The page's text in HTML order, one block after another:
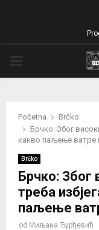
Početna
Brčko
Брчко: Због
какво паљење ватре
Brčko
Брчко: Због
треба
паљење
od Миљана Ђурђевић